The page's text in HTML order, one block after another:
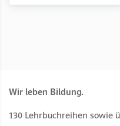
1-12
Wir leben Bildung.
130 Lehrbuchreihen sowie